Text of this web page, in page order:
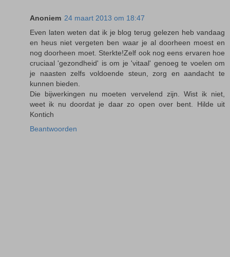
Anoniem 24 maart 2013 om 18:47
Even laten weten dat ik je blog terug gelezen heb vandaag
en heus niet vergeten ben waar je al doorheen moest en
nog doorheen moet. Sterkte!Zelf ook nog eens ervaren hoe
cruciaal 'gezondheid' is om je 'vitaal' genoeg te voelen om
je naasten zelfs voldoende steun, zorg en aandacht te
kunnen bieden.
Die bijwerkingen nu moeten vervelend zijn. Wist ik niet,
weet ik nu doordat je daar zo open over bent. Hilde uit
Kontich
Beantwoorden